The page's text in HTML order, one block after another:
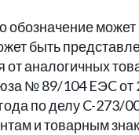
быть
аналогичных
№ 89/104 EЭC от
по делу C-273/
и товарным